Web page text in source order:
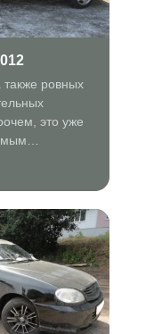
также ровных
это уже